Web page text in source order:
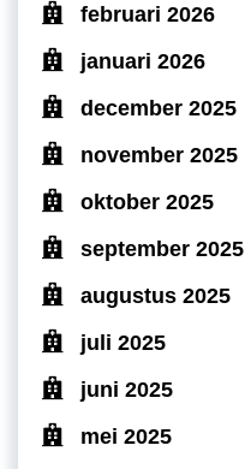
februari 2026
januari 2026
december 2025
november 2025
oktober 2025
september 2025
augustus 2025
juli 2025
juni 2025
mei 2025